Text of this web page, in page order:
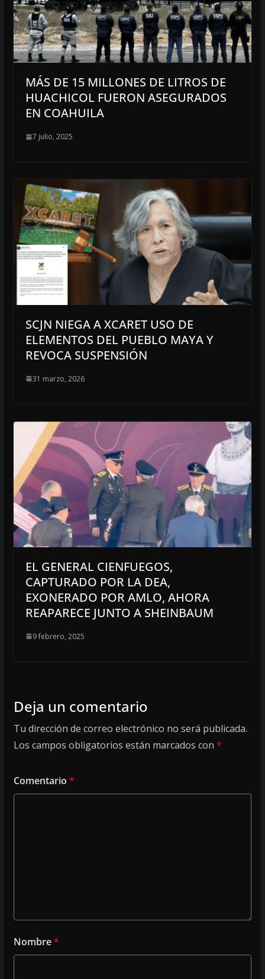
MÁS DE 15 MILLONES DE LITROS DE
HUACHICOL FUERON ASEGURADOS
EN COAHUILA
7 julio, 2025
SCJN NIEGA A XCARET USO DE
ELEMENTOS DEL PUEBLO MAYA Y
REVOCA SUSPENSIÓN
31 marzo, 2026
EL GENERAL CIENFUEGOS,
CAPTURADO POR LA DEA,
EXONERADO POR AMLO, AHORA
REAPARECE JUNTO A SHEINBAUM
9 febrero, 2025
Deja un comentario
Tu dirección de correo electrónico no será publicada.
Los campos obligatorios están marcados con *
Comentario *
Nombre*